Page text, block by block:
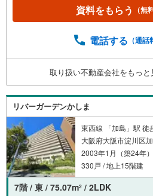
げーと」が選ばれるポイン
も対応致します！・営業時
す！■各種相談、承ります！
らい」などご相談ください
て送迎致します！【リフォー
タッフがお悩みに合わせて
ったりの提案を行います！■
相談、ご質問、気になること
さい！
資料をもらう （無
電話する （通話
取り扱い不動産会社をもっと
リバーガーデンかしま
東西線 「加島」駅 徒
大阪府大阪市淀川区
2003年1月（築24年）
330戸 / 地上15階建
7階 / 東 / 75.07m2 / 2LDK